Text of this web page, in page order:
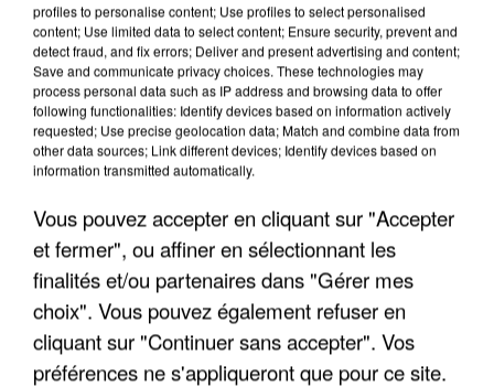
6 août 2026
Une touriste de l’Oise emportée par une coulée de
boue en Haute-Savoie
Son corps a été retrouvé à cinq kilomètres de là.
profiles to personalise content; Use profiles to select personalised
content; Use limited data to select content; Ensure security, prevent and
detect fraud, and fix errors; Deliver and present advertising and content;
Save and communicate privacy choices. These technologies may
process personal data such as IP address and browsing data to offer
following functionalities: Identify devices based on information actively
requested; Use precise geolocation data; Match and combine data from
other data sources; Link different devices; Identify devices based on
information transmitted automatically.
Vous pouvez accepter en cliquant sur "Accepter
et fermer", ou affiner en sélectionnant les
finalités et/ou partenaires dans "Gérer mes
choix". Vous pouvez également refuser en
cliquant sur "Continuer sans accepter". Vos
préférences ne s'appliqueront que pour ce site.